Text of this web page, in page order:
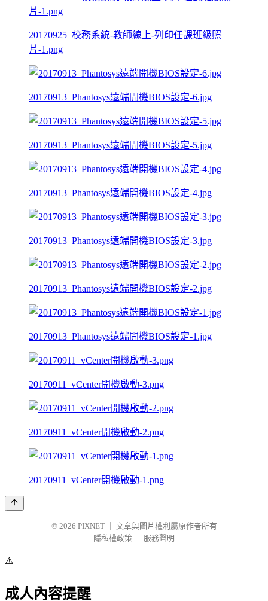
20170925_校務系統-教師線上-列印任課班級照
片-1.png
20170913_Phantosys遠端開機BIOS設定-6.jpg
20170913_Phantosys遠端開機BIOS設定-5.jpg
20170913_Phantosys遠端開機BIOS設定-4.jpg
20170913_Phantosys遠端開機BIOS設定-3.jpg
20170913_Phantosys遠端開機BIOS設定-2.jpg
20170913_Phantosys遠端開機BIOS設定-1.jpg
20170911_vCenter開機啟動-3.png
20170911_vCenter開機啟動-2.png
20170911_vCenter開機啟動-1.png
© 2026 PIXNET
文章與圖片權利屬原作者所有
隱私權政策
服務聲明
⚠️
成人內容提醒